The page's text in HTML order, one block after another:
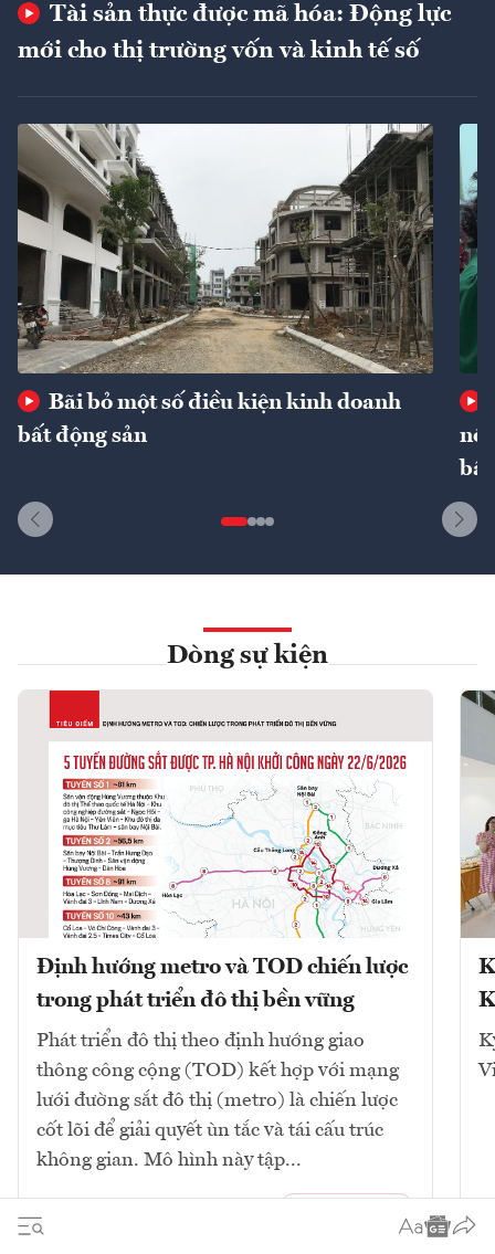
Tài sản thực được mã hóa: Động lực
mới cho thị trường vốn và kinh tế số
Bãi bỏ một số điều kiện kinh doanh
bất động sản
Dòng sự kiện
Định hướng metro và TOD chiến lược
trong phát triển đô thị bền vững
Phát triển đô thị theo định hướng giao
thông công cộng (TOD) kết hợp với mạng
lưới đường sắt đô thị (metro) là chiến lược
cốt lõi để giải quyết ùn tắc và tái cấu trúc
không gian. Mô hình này tập...